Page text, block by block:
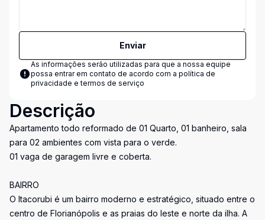
Enviar
As informações serão utilizadas para que a nossa equipe
possa entrar em contato de acordo com a política de
privacidade e termos de serviço
Descrição
Apartamento todo reformado de 01 Quarto, 01 banheiro, sala
para 02 ambientes com vista para o verde.
01 vaga de garagem livre e coberta.
BAIRRO
O Itacorubi é um bairro moderno e estratégico, situado entre o
centro de Florianópolis e as praias do leste e norte da ilha. A